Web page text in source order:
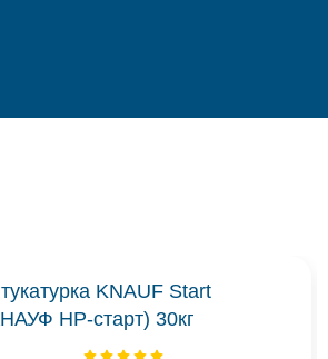
KNAUF Start
НР-старт) 30кг